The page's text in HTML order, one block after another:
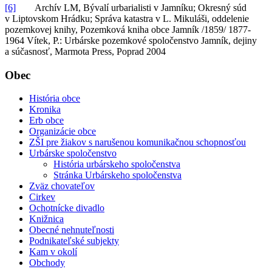
[6] Archív LM, Bývalí urbarialisti v Jamníku; Okresný súd
v Liptovskom Hrádku; Správa katastra v L. Mikuláši, oddelenie
pozemkovej knihy, Pozemková kniha obce Jamník /1859/ 1877-
1964 Vítek, P.: Urbárske pozemkové spoločenstvo Jamník, dejiny
a súčasnosť, Marmota Press, Poprad 2004
Obec
História obce
Kronika
Erb obce
Organizácie obce
ZŠI pre žiakov s narušenou komunikačnou schopnosťou
Urbárske spoločenstvo
História urbárskeho spoločenstva
Stránka Urbárskeho spoločenstva
Zväz chovateľov
Cirkev
Ochotnícke divadlo
Knižnica
Obecné nehnuteľnosti
Podnikateľské subjekty
Kam v okolí
Obchody